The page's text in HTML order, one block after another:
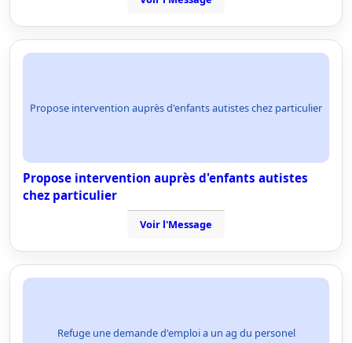
Propose intervention auprès d'enfants autistes chez particulier
Propose intervention auprès d'enfants autistes
chez particulier
Voir l'Message
Refuge une demande d'emploi a un ag du personel